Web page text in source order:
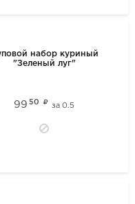
набор куриный
"Зеленый луг"
99 50 за0.5